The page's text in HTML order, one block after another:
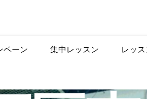
ペーン 集中レッスン レッ